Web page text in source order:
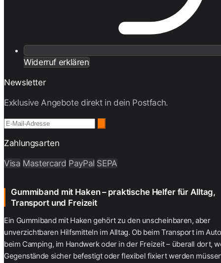
Widerruf erklären
Newsletter
Exklusive Angebote direkt in dein Postfach.
Zahlungsarten
Visa Mastercard PayPal SEPA
Gummiband mit Haken – praktische Helfer für Alltag,
Transport und Freizeit
Ein Gummiband mit Haken gehört zu den unscheinbaren, aber
unverzichtbaren Hilfsmitteln im Alltag. Ob beim Transport im
beim Camping, im Handwerk oder in der Freizeit – überall dort,
Gegenstände sicher befestigt oder flexibel fixiert werden